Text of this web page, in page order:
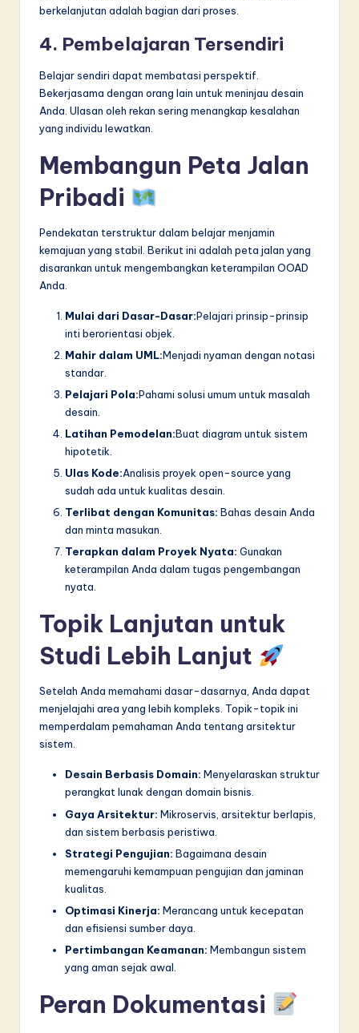
berkelanjutan adalah bagian dari proses.
4. Pembelajaran Tersendiri
Belajar sendiri dapat membatasi perspektif.
Bekerjasama dengan orang lain untuk meninjau desain
Anda. Ulasan oleh rekan sering menangkap kesalahan
yang individu lewatkan.
Membangun Peta Jalan
Pribadi
Pendekatan terstruktur dalam belajar menjamin
kemajuan yang stabil. Berikut ini adalah peta jalan yang
disarankan untuk mengembangkan keterampilan OOAD
Anda.
Mulai dari Dasar-Dasar:Pelajari prinsip-prinsip
inti berorientasi objek.
Mahir dalam UML:Menjadi nyaman dengan notasi
standar.
Pelajari Pola:Pahami solusi umum untuk masalah
desain.
Latihan Pemodelan:Buat diagram untuk sistem
hipotetik.
Ulas Kode:Analisis proyek open-source yang
sudah ada untuk kualitas desain.
Terlibat dengan Komunitas: Bahas desain Anda
dan minta masukan.
Terapkan dalam Proyek Nyata: Gunakan
keterampilan Anda dalam tugas pengembangan
nyata.
Topik Lanjutan untuk
Studi Lebih Lanjut
Setelah Anda memahami dasar-dasarnya, Anda dapat
menjelajahi area yang lebih kompleks. Topik-topik ini
memperdalam pemahaman Anda tentang arsitektur
sistem.
Desain Berbasis Domain: Menyelaraskan struktur
perangkat lunak dengan domain bisnis.
Gaya Arsitektur: Mikroservis, arsitektur berlapis,
dan sistem berbasis peristiwa.
Strategi Pengujian: Bagaimana desain
memengaruhi kemampuan pengujian dan jaminan
kualitas.
Optimasi Kinerja: Merancang untuk kecepatan
dan efisiensi sumber daya.
Pertimbangan Keamanan: Membangun sistem
yang aman sejak awal.
Peran Dokumentasi